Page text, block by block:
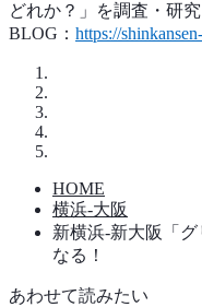
どれか？」を調査・研究
BLOG： https://
HOME
横浜-大阪
新横浜-新大阪「
なる！
あわせて読みたい